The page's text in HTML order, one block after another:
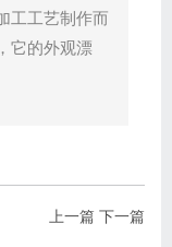
工工艺制作而
它的外观漂
上一篇 下一篇